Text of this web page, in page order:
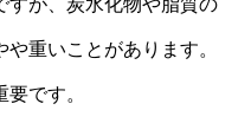
すが、炭水化物や脂質の
重いことがあります。
です。